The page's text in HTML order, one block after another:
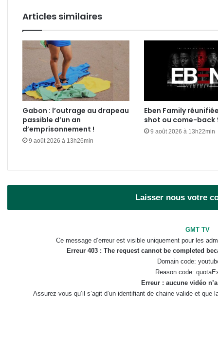
Articles similaires
Gabon : l’outrage au drapeau
passible d’un an
d’emprisonnement !
9 août 2026 à 13h26min
Eben Family
shot ou come-back
9 août 2026 à 13h22min
Laisser nous votre
GMT TV
Ce message d’erreur est visible uniquement pour les
Erreur 403 : The request cannot be completed
Domain code:
Reason code:
Erreur : aucune vidéo
Assurez-vous qu’il s’agit d’un identifiant de chaine valide et